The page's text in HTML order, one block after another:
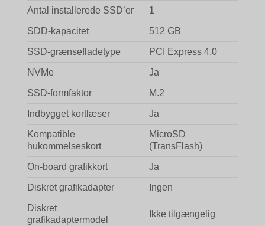
Antal installerede SSD’er 1
SDD-kapacitet 512 GB
SSD-grænsefladetype PCI Express 4.0
NVMe Ja
SSD-formfaktor M.2
Indbygget kortlæser Ja
Kompatible
hukommelseskort
MicroSD
(TransFlash)
On-board grafikkort Ja
Diskret grafikadapter Ingen
Diskret
grafikadaptermodel
Ikke tilgængelig